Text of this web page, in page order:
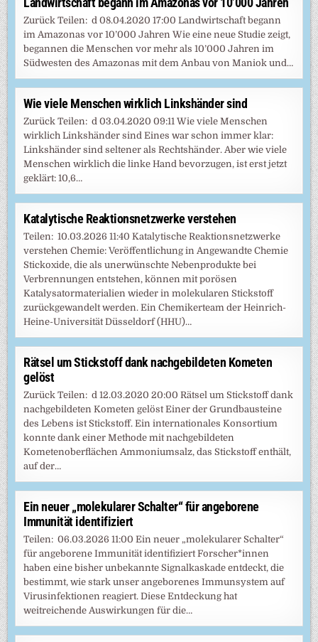
Zurück Teilen: d 08.04.2020 17:00 Landwirtschaft begann
im Amazonas vor 10’000 Jahren Wie eine neue Studie zeigt,
begannen die Menschen vor mehr als 10’000 Jahren im
Südwesten des Amazonas mit dem Anbau von Maniok und…
Wie viele Menschen wirklich Linkshänder sind
Zurück Teilen: d 03.04.2020 09:11 Wie viele Menschen
wirklich Linkshänder sind Eines war schon immer klar:
Linkshänder sind seltener als Rechtshänder. Aber wie viele
Menschen wirklich die linke Hand bevorzugen, ist erst jetzt
geklärt: 10,6…
Katalytische Reaktionsnetzwerke verstehen
Teilen: 10.03.2026 11:40 Katalytische Reaktionsnetzwerke
verstehen Chemie: Veröffentlichung in Angewandte Chemie
Stickoxide, die als unerwünschte Nebenprodukte bei
Verbrennungen entstehen, können mit porösen
Katalysatormaterialien wieder in molekularen Stickstoff
zurückgewandelt werden. Ein Chemikerteam der Heinrich-
Heine-Universität Düsseldorf (HHU)…
Rätsel um Stickstoff dank nachgebildeten Kometen
gelöst
Zurück Teilen: d 12.03.2020 20:00 Rätsel um Stickstoff dank
nachgebildeten Kometen gelöst Einer der Grundbausteine
des Lebens ist Stickstoff. Ein internationales Konsortium
konnte dank einer Methode mit nachgebildeten
Kometenoberflächen Ammoniumsalz, das Stickstoff enthält,
auf der…
Ein neuer „molekularer Schalter“ für angeborene
Immunität identifiziert
Teilen: 06.03.2026 11:00 Ein neuer „molekularer Schalter“
für angeborene Immunität identifiziert Forscher*innen
haben eine bisher unbekannte Signalkaskade entdeckt, die
bestimmt, wie stark unser angeborenes Immunsystem auf
Virusinfektionen reagiert. Diese Entdeckung hat
weitreichende Auswirkungen für die…